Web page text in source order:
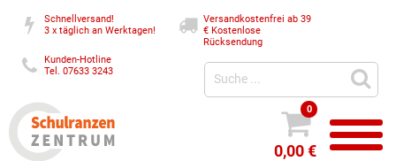
Schnellversand!
3 x täglich an Werktagen!
Versandkostenfrei ab 39
€Kostenlose
Rücksendung
Kunden-Hotline
Tel. 07633 3243
0
0,00 €